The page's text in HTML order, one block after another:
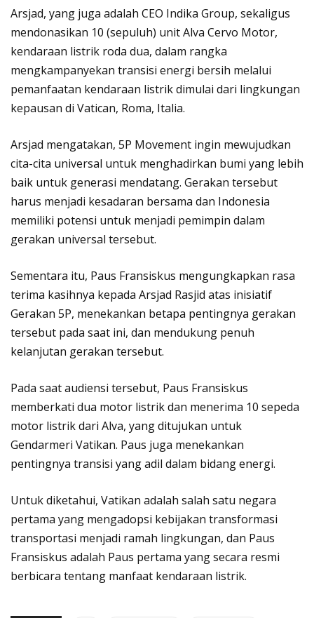
Arsjad, yang juga adalah CEO Indika Group, sekaligus
mendonasikan 10 (sepuluh) unit Alva Cervo Motor,
kendaraan listrik roda dua, dalam rangka
mengkampanyekan transisi energi bersih melalui
pemanfaatan kendaraan listrik dimulai dari lingkungan
kepausan di Vatican, Roma, Italia.
Arsjad mengatakan, 5P Movement ingin mewujudkan
cita-cita universal untuk menghadirkan bumi yang lebih
baik untuk generasi mendatang. Gerakan tersebut
harus menjadi kesadaran bersama dan Indonesia
memiliki potensi untuk menjadi pemimpin dalam
gerakan universal tersebut.
Sementara itu, Paus Fransiskus mengungkapkan rasa
terima kasihnya kepada Arsjad Rasjid atas inisiatif
Gerakan 5P, menekankan betapa pentingnya gerakan
tersebut pada saat ini, dan mendukung penuh
kelanjutan gerakan tersebut.
Pada saat audiensi tersebut, Paus Fransiskus
memberkati dua motor listrik dan menerima 10 sepeda
motor listrik dari Alva, yang ditujukan untuk
Gendarmeri Vatikan. Paus juga menekankan
pentingnya transisi yang adil dalam bidang energi.
Untuk diketahui, Vatikan adalah salah satu negara
pertama yang mengadopsi kebijakan transformasi
transportasi menjadi ramah lingkungan, dan Paus
Fransiskus adalah Paus pertama yang secara resmi
berbicara tentang manfaat kendaraan listrik.